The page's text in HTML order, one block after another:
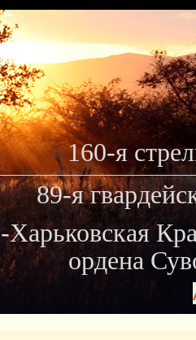
160-я
89-я
Харьковская
ордена